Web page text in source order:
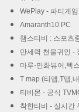
WePlay - 파티게
Amaranth10 PC
챔스티비 : 스포츠
만세력 천을귀인 -
마루-만화뷰어,텍
T map (티맵,T맵,
티비몬 - 공식
착한티비 - 실시간